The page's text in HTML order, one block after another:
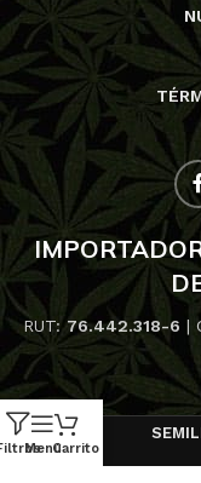
RUT:76.442.318-6 |
MenúCarrito